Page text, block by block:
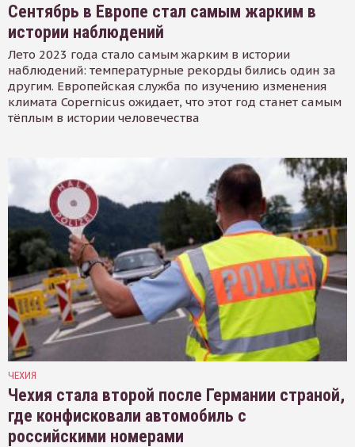
Сентябрь в Европе стал самым жарким в
истории наблюдений
Лето 2023 года стало самым жарким в истории
наблюдений: температурные рекорды бились один за
другим. Европейская служба по изучению изменения
климата Copernicus ожидает, что этот год станет самым
тёплым в истории человечества
ЧЕХИЯ
Чехия стала второй после Германии страной,
где конфисковали автомобиль с
российскими номерами